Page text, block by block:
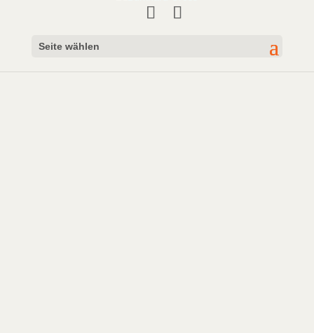
Seite wählen